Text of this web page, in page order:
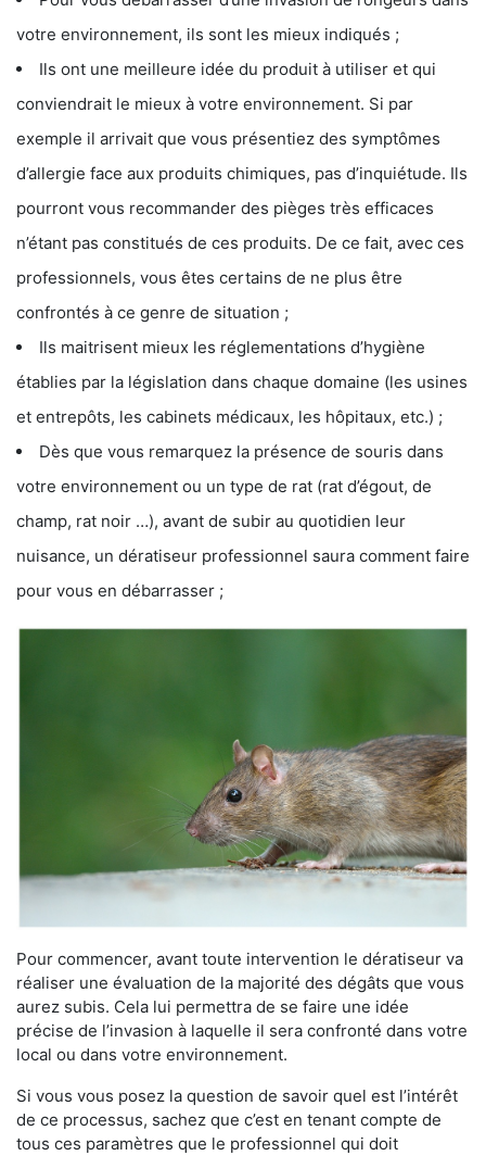
votre environnement, ils sont les mieux indiqués ;
Ils ont une meilleure idée du produit à utiliser et qui
conviendrait le mieux à votre environnement. Si par
exemple il arrivait que vous présentiez des symptômes
d’allergie face aux produits chimiques, pas d’inquiétude. Ils
pourront vous recommander des pièges très efficaces
n’étant pas constitués de ces produits. De ce fait, avec ces
professionnels, vous êtes certains de ne plus être
confrontés à ce genre de situation ;
Ils maitrisent mieux les réglementations d’hygiène
établies par la législation dans chaque domaine (les usines
et entrepôts, les cabinets médicaux, les hôpitaux, etc.) ;
Dès que vous remarquez la présence de souris dans
votre environnement ou un type de rat (rat d’égout, de
champ, rat noir …), avant de subir au quotidien leur
nuisance, un dératiseur professionnel saura comment faire
pour vous en débarrasser ;
Pour commencer, avant toute intervention le dératiseur va
réaliser une évaluation de la majorité des dégâts que vous
aurez subis. Cela lui permettra de se faire une idée
précise de l’invasion à laquelle il sera confronté dans votre
local ou dans votre environnement.
Si vous vous posez la question de savoir quel est l’intérêt
de ce processus, sachez que c’est en tenant compte de
tous ces paramètres que le professionnel qui doit